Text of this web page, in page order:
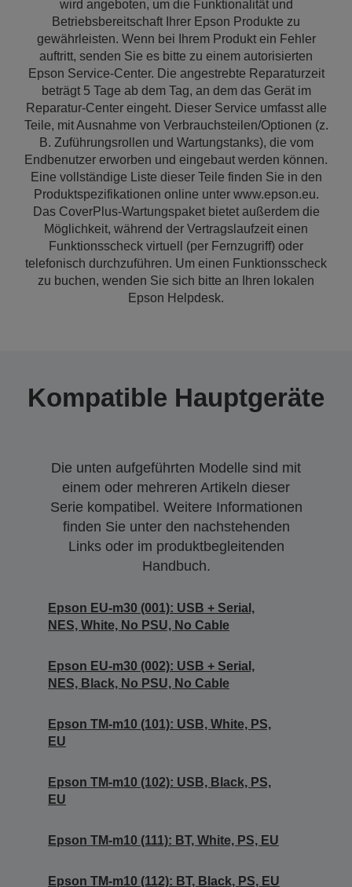
wird angeboten, um die Funktionalität und
Betriebsbereitschaft Ihrer Epson Produkte zu
gewährleisten. Wenn bei Ihrem Produkt ein Fehler
auftritt, senden Sie es bitte zu einem autorisierten
Epson Service-Center. Die angestrebte Reparaturzeit
beträgt 5 Tage ab dem Tag, an dem das Gerät im
Reparatur-Center eingeht. Dieser Service umfasst alle
Teile, mit Ausnahme von Verbrauchsteilen/Optionen (z.
B. Zuführungsrollen und Wartungstanks), die vom
Endbenutzer erworben und eingebaut werden können.
Eine vollständige Liste dieser Teile finden Sie in den
Produktspezifikationen online unter www.epson.eu.
Das CoverPlus-Wartungspaket bietet außerdem die
Möglichkeit, während der Vertragslaufzeit einen
Funktionsscheck virtuell (per Fernzugriff) oder
telefonisch durchzuführen. Um einen Funktionsscheck
zu buchen, wenden Sie sich bitte an Ihren lokalen
Epson Helpdesk.
Kompatible Hauptgeräte
Die unten aufgeführten Modelle sind mit
einem oder mehreren Artikeln dieser
Serie kompatibel. Weitere Informationen
finden Sie unter den nachstehenden
Links oder im produktbegleitenden
Handbuch.
Epson EU-m30 (001): USB + Serial,
NES, White, No PSU, No Cable
Epson EU-m30 (002): USB + Serial,
NES, Black, No PSU, No Cable
Epson TM-m10 (101): USB, White, PS,
EU
Epson TM-m10 (102): USB, Black, PS,
EU
Epson TM-m10 (111): BT, White, PS, EU
Epson TM-m10 (112): BT, Black, PS, EU